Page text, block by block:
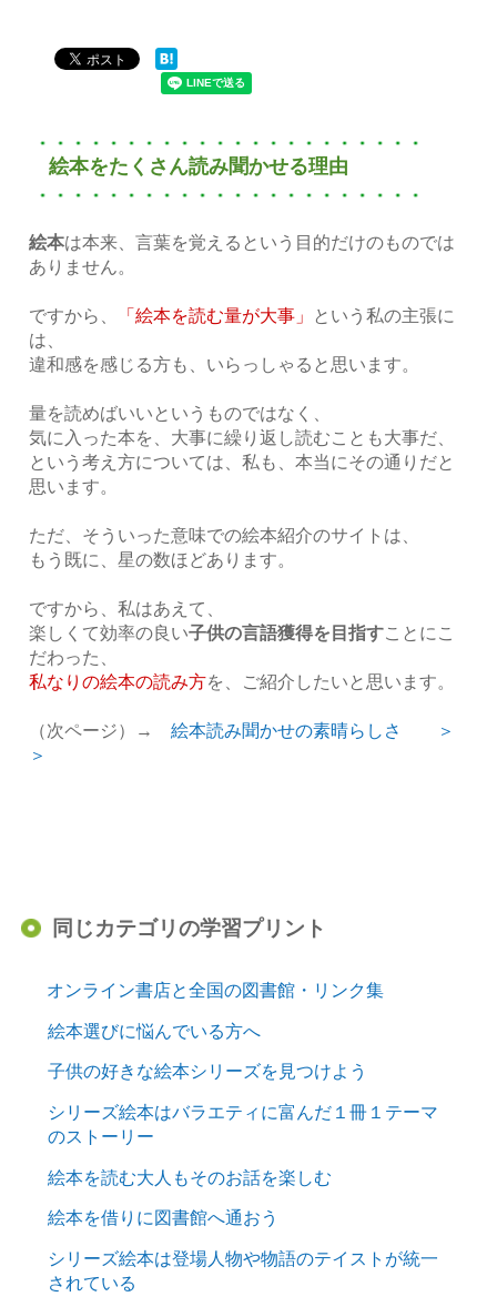
絵本をたくさん読み聞かせる理由
絵本は本来、言葉を覚えるという目的だけのものでは
ありません。
ですから、 「絵本を読む量が大事」
という私の主張に
は、
違和感を感じる方も、いらっしゃると思います。
量を読めばいいというものではなく、
気に入った本を、大事に繰り返し読むことも大事だ、
という考え方については、私も、本当にその通りだと
思います。
ただ、そういった意味での絵本紹介のサイトは、
もう既に、星の数ほどあります。
ですから、私はあえて、
楽しくて効率の良い子供の言語獲得を目指すことにこ
だわった、
私なりの絵本の読み方を、ご紹介したいと思います。
（次ページ）→絵本読み聞かせの素晴らしさ ＞
＞
同じカテゴリの学習プリント
オンライン書店と全国の図書館・リンク集
絵本選びに悩んでいる方へ
子供の好きな絵本シリーズを見つけよう
シリーズ絵本はバラエティに富んだ１冊１テーマ
のストーリー
絵本を読む大人もそのお話を楽しむ
絵本を借りに図書館へ通おう
シリーズ絵本は登場人物や物語のテイストが統一
されている